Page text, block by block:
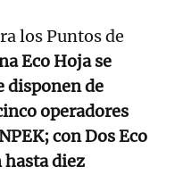
los Puntos de
Eco Hoja se
disponen de
operadores
con Dos Eco
hasta diez